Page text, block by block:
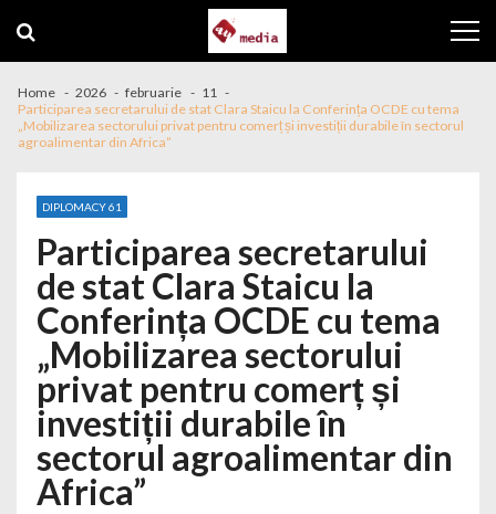
Home 2026 februarie
11
Participarea secretarului de stat Clara Staicu la Conferința OCDE cu tema
„Mobilizarea sectorului privat pentru comerț și investiții durabile în sectorul
agroalimentar din Africa”
DIPLOMACY 61
Participarea secretarului
de stat Clara Staicu la
Conferința OCDE cu tema
„Mobilizarea sectorului
privat pentru comerț și
investiții durabile în
sectorul agroalimentar din
Africa”